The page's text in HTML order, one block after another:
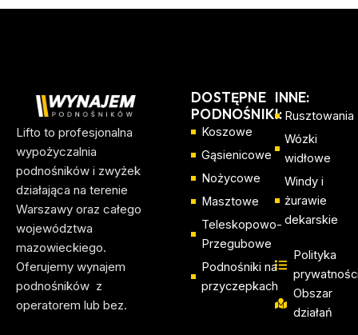
Lifto to profesjonalna
wypożyczalnia
podnośników i zwyżek
działająca na terenie
Warszawy oraz całego
województwa
mazowieckiego.
Oferujemy wynajem
podnośników z
operatorem lub bez.
DOSTĘPNE
PODNOŚNIKI:
Koszowe
Gąsienicowe
Nożycowe
Masztowe
Teleskopowo-
Przegubowe
Podnośniki na
przyczepkach
INNE:
Rusztowania
Wózki
widłowe
Windy i
żurawie
dekarskie
Polityka
Obszar
działań